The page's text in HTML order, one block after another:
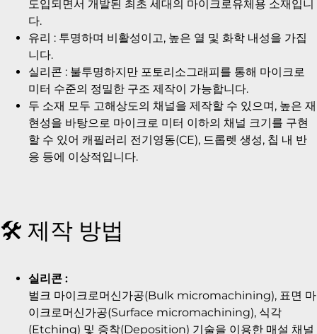
도입되면서 개발된 최초 세대의 마이크로유체용 소재입니
다.
유리 : 투명하며 비활성이고, 높은 열 및 화학 내성을 가집
니다.
실리콘 : 불투명하지만 포토리소그래피를 통해 마이크로
미터 수준의 정밀한 구조 제작이 가능합니다.
두 소재 모두 고해상도의 채널을 제작할 수 있으며, 높은 재
현성을 바탕으로 마이크로 미터 이하의 채널 크기를 구현
할 수 있어 캐필러리 전기영동(CE), 드롭렛 생성, 칩 내 반
응 등에 이상적입니다.
🛠️ 제작 방법
실리콘 :
벌크 마이크로머신가공(Bulk micromachining), 표면 마
이크로머신가공(Surface micromachining), 식각
(Etching) 및 증착(Deposition) 기술을 이용한 매설 채널